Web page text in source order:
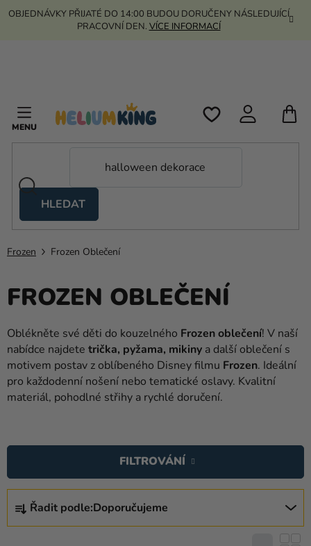
Přejít
OBJEDNÁVKY PŘIJATÉ DO 14:00 BUDOU DORUČENY NÁSLEDUJÍCÍ
PRACOVNÍ DEN. VÍCE INFORMACÍ
HLEDAT
stany
Kanekalon
Helium
a
Svatba
Párty
Výzdoba
Oblečení
Frozen Frozen Oblečení
FROZEN OBLEČENÍ
Oblékněte své děti do kouzelného Frozen oblečení! V naší
nabídce najdete trička, pyžama, mikiny a další oblečení s
motivem postav z oblíbeného Disney filmu Frozen. Ideální
pro každodenní nošení nebo tematické oslavy. Kvalitní
materiál, pohodlné střihy a rychlé doručení.
A
Z
Řadit podle:Doporučujeme
FILTROVÁNÍ
Ý
P
I
S
P